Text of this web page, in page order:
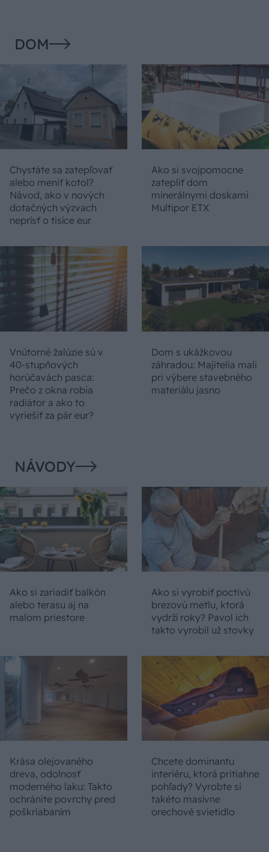
DOM
Chystáte sa zatepľovať
alebo meniť kotol?
Návod, ako v nových
dotačných výzvach
neprísť o tisíce eur
Ako si svojpomocne
zatepliť dom
minerálnymi doskami
Multipor ETX
Vnútorné žalúzie sú v
40-stupňových
horúčavách pasca:
Prečo z okna robia
radiátor a ako to
vyriešiť za pár eur?
Dom s ukážkovou
záhradou: Majitelia mali
pri výbere stavebného
materiálu jasno
NÁVODY
Ako si zariadiť balkón
alebo terasu aj na
malom priestore
Ako si vyrobiť poctivú
brezovú metlu, ktorá
vydrží roky? Pavol ich
takto vyrobil už stovky
Krása olejovaného
dreva, odolnosť
moderného laku: Takto
ochránite povrchy pred
poškriabaním
Chcete dominantu
interiéru, ktorá pritiahne
pohľady? Vyrobte si
takéto masívne
orechové svietidlo